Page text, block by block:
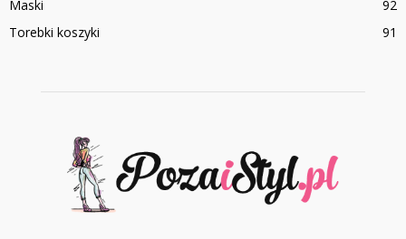
Maski
92
Torebki koszyki
91